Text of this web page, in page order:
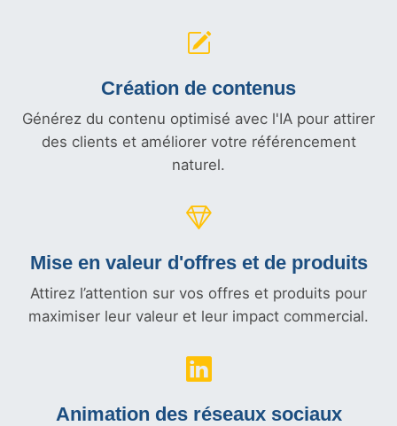
Création de contenus
Générez du contenu optimisé avec l'IA pour attirer
des clients et améliorer votre référencement
naturel.
Mise en valeur d'offres et de produits
Attirez l’attention sur vos offres et produits pour
maximiser leur valeur et leur impact commercial.
Animation des réseaux sociaux